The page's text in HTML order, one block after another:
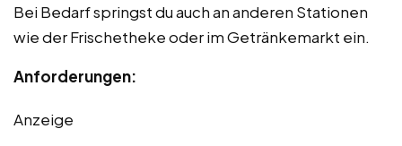
Bei Bedarf springst du auch an anderen Stationen
wie der Frischetheke oder im Getränkemarkt ein.
Anforderungen:
Anzeige